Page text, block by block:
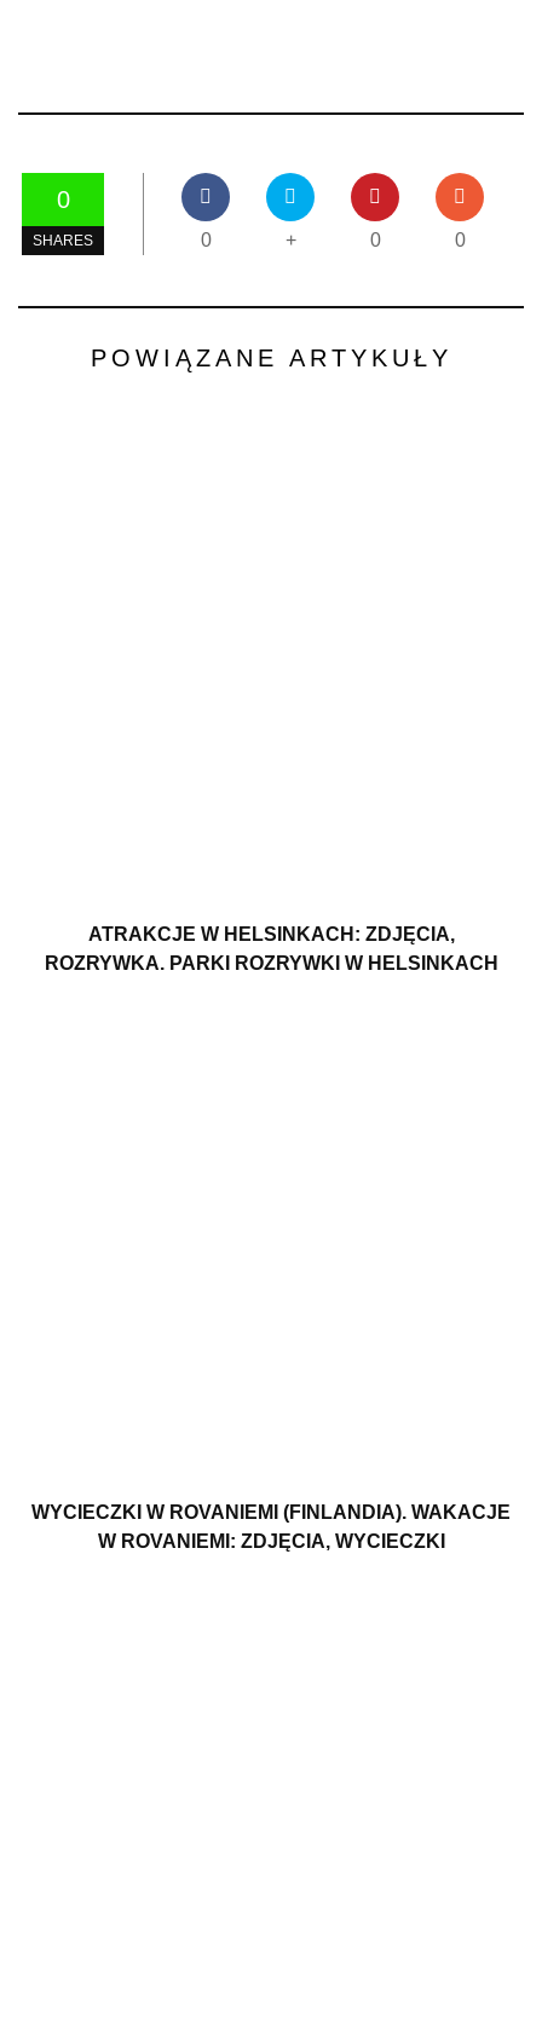
0
SHARES 0 + 0 0
POWIĄZANE ARTYKUŁY
ATRAKCJE W HELSINKACH: ZDJĘCIA,
ROZRYWKA. PARKI ROZRYWKI W HELSINKACH
WYCIECZKI W ROVANIEMI (FINLANDIA). WAKACJE
W ROVANIEMI: ZDJĘCIA, WYCIECZKI